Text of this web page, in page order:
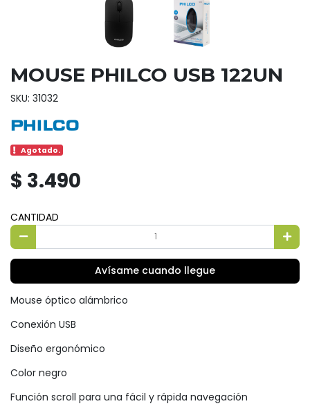
MOUSE PHILCO USB 122UN
SKU: 31032
Agotado.
$ 3.490
CANTIDAD
Avísame cuando llegue
Mouse óptico alámbrico
Conexión USB
Diseño ergonómico
Color negro
Función scroll para una fácil y rápida navegación